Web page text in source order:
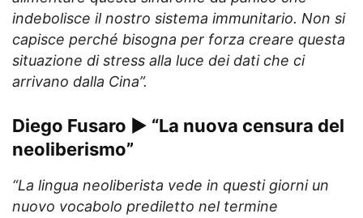
indebolisce il nostro sistema immunitario. Non si
capisce perché bisogna per forza creare questa
situazione di stress alla luce dei dati che ci
arrivano dalla Cina”.
Diego Fusaro ► “La nuova censura del
neoliberismo”
“La lingua neoliberista vede in questi giorni un
nuovo vocabolo prediletto nel termine